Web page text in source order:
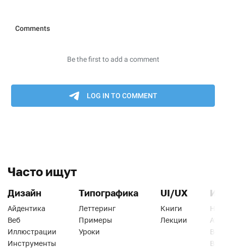
Часто ищут
Дизайн
Айдентика
Веб
Иллюстрации
Инструменты
Типографика
Леттеринг
Примеры
Уроки
UI/UX
Книги
Лекции
Веб